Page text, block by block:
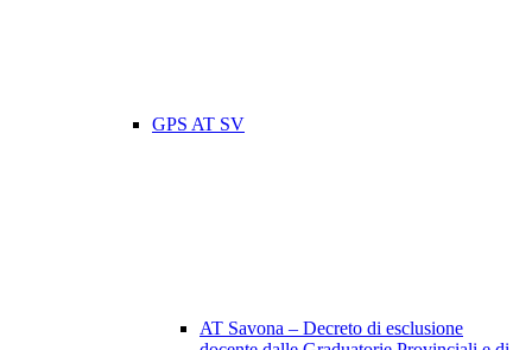
GPS AT SV
AT Savona – Decreto di esclusione